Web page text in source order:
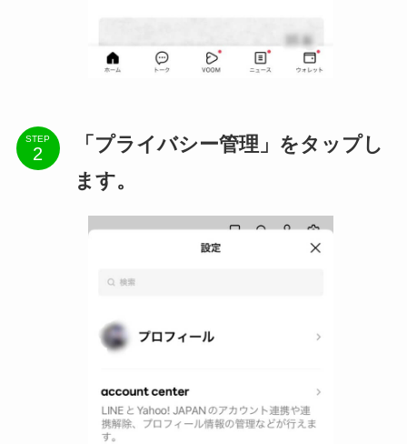
STEP
「プライバシー管理」をタップし
ます。